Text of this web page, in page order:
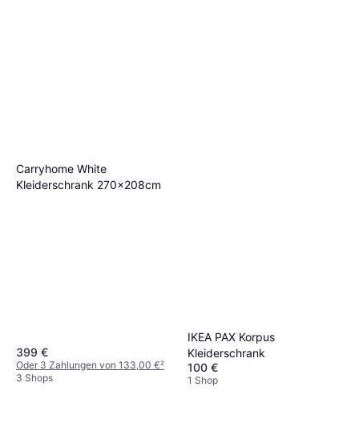
Carryhome White
Kleiderschrank 270x208cm
399 €
Oder 3 Zahlungen von 133,00 €²
3 Shops
IKEA PAX Korpus
Kleiderschrank
100 €
1 Shop